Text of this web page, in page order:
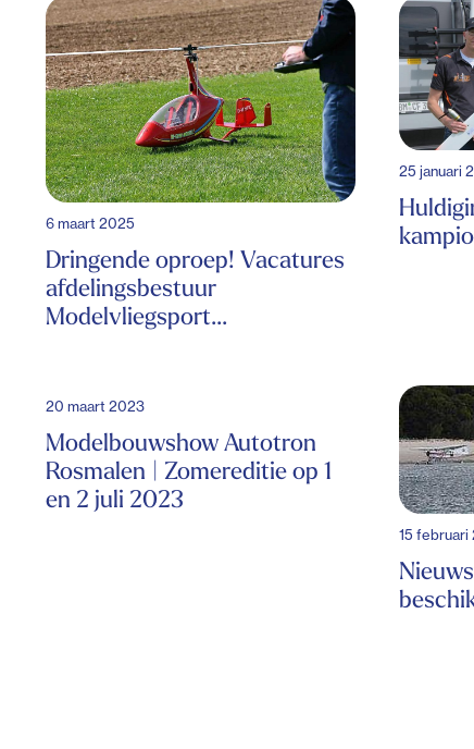
6 maart 2025
Dringende oproep! Vacatures
afdelingsbestuur
Modelvliegsport...
25 januari
20 maart 2023
Modelbouwshow Autotron
Rosmalen | Zomereditie op 1
en 2 juli 2023
15 februari